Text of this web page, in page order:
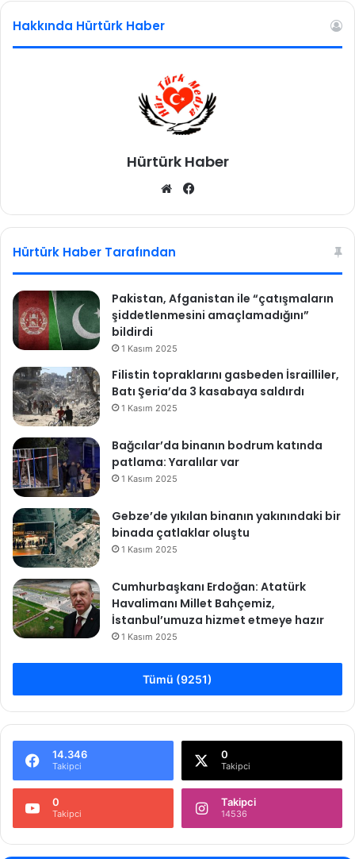
Hakkında Hürtürk Haber
Hürtürk Haber
We
sit bo
Hürtürk Haber Tarafından
Pakistan, Afganistan ile “çatışmaların
şiddetlenmesini amaçlamadığını”
bildirdi
1 Kasım 2025
Filistin topraklarını gasbeden İsrailliler,
Batı Şeria’da 3 kasabaya saldırdı
1 Kasım 2025
Bağcılar’da binanın bodrum katında
patlama: Yaralılar var
1 Kasım 2025
Gebze’de yıkılan binanın yakınındaki bir
binada çatlaklar oluştu
1 Kasım 2025
Cumhurbaşkanı Erdoğan: Atatürk
Havalimanı Millet Bahçemiz,
İstanbul’umuza hizmet etmeye hazır
1 Kasım 2025
Tümü (9251)
14.346
Takipci
0
Takipci
0
Takipci
Takipci
14536